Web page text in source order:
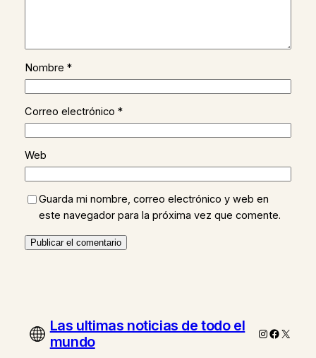
Nombre *
Correo electrónico *
Web
Guarda mi nombre, correo electrónico y web en
este navegador para la próxima vez que comente.
Las ultimas noticias de todo el
mundo
Instagram
X